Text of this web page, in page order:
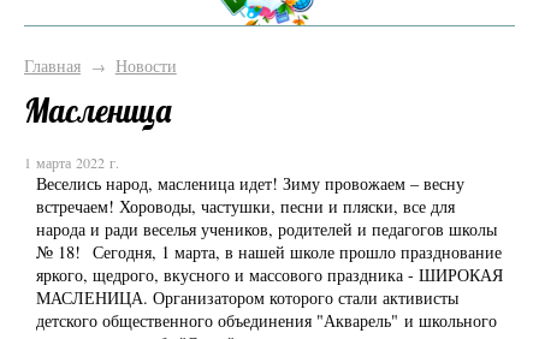
Главная → Новости
Масленица
1 марта 2022 г.
Веселись народ, масленица идет! Зиму провожаем – весну
встречаем! Хороводы, частушки, песни и пляски, все для
народа и ради веселья учеников, родителей и педагогов школы
№ 18! Сегодня, 1 марта, в нашей школе прошло празднование
яркого, щедрого, вкусного и массового праздника - ШИРОКАЯ
МАСЛЕНИЦА. Организатором которого стали активисты
детского общественного объединения "Акварель" и школьного